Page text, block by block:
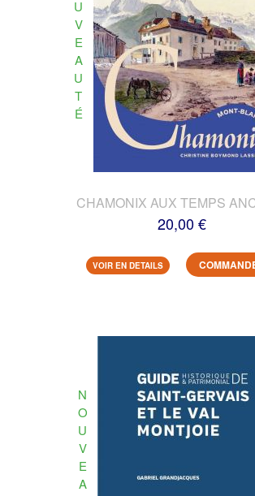
U
V
E
A
U
T
É
CHAMONIX AUX TEMPS
20,00 €
VOIR EN DETAILS
N
O
U
V
E
A